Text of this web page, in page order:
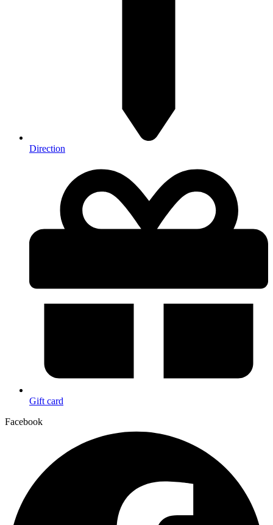
Direction
Gift card
Facebook